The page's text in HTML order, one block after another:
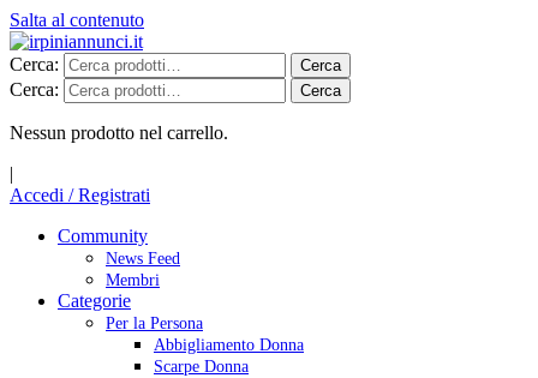
Salta al contenuto
Cerca: Cerca
Cerca: Cerca
Nessun prodotto nel carrello.
|
Accedi / Registrati
Community
News Feed
Membri
Categorie
Per la Persona
Abbigliamento Donna
Scarpe Donna